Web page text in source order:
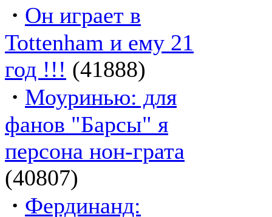
· Он играет в
Tottenham и ему 21
год !!! (41888)
· Моуринью: для
фанов "Барсы" я
персона нон-грата
(40807)
· Фердинанд: